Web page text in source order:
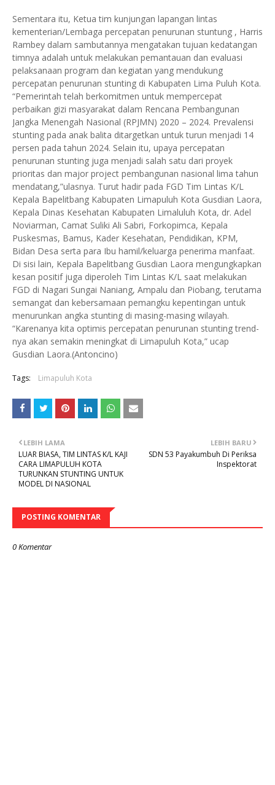
Sementara itu, Ketua tim kunjungan lapangan lintas
kementerian/Lembaga percepatan penurunan stuntung , Harris
Rambey dalam sambutannya mengatakan tujuan kedatangan
timnya adalah untuk melakukan pemantauan dan evaluasi
pelaksanaan program dan kegiatan yang mendukung
percepatan penurunan stunting di Kabupaten Lima Puluh Kota.
“Pemerintah telah berkomitmen untuk mempercepat
perbaikan gizi masyarakat dalam Rencana Pembangunan
Jangka Menengah Nasional (RPJMN) 2020 – 2024. Prevalensi
stunting pada anak balita ditargetkan untuk turun menjadi 14
persen pada tahun 2024. Selain itu, upaya percepatan
penurunan stunting juga menjadi salah satu dari proyek
prioritas dan major project pembangunan nasional lima tahun
mendatang,”ulasnya. Turut hadir pada FGD Tim Lintas K/L
Kepala Bapelitbang Kabupaten Limapuluh Kota Gusdian Laora,
Kepala Dinas Kesehatan Kabupaten Limaluluh Kota, dr. Adel
Noviarman, Camat Suliki Ali Sabri, Forkopimca, Kepala
Puskesmas, Bamus, Kader Kesehatan, Pendidikan, KPM,
Bidan Desa serta para Ibu hamil/keluarga penerima manfaat.
Di sisi lain, Kepala Bapelitbang Gusdian Laora mengungkapkan
kesan positif juga diperoleh Tim Lintas K/L saat melakukan
FGD di Nagari Sungai Naniang, Ampalu dan Piobang, terutama
semangat dan kebersamaan pemangku kepentingan untuk
menurunkan angka stunting di masing-masing wilayah.
“Karenanya kita optimis percepatan penurunan stunting trend-
nya akan semakin meningkat di Limapuluh Kota,” ucap
Gusdian Laora.(Antoncino)
Tags: Limapuluh Kota
LEBIH BARU
SDN 53 Payakumbuh Di Periksa
Inspektorat
LEBIH LAMA
LUAR BIASA, TIM LINTAS K/L KAJI
CARA LIMAPULUH KOTA
TURUNKAN STUNTING UNTUK
MODEL DI NASIONAL
POSTING KOMENTAR
0 Komentar